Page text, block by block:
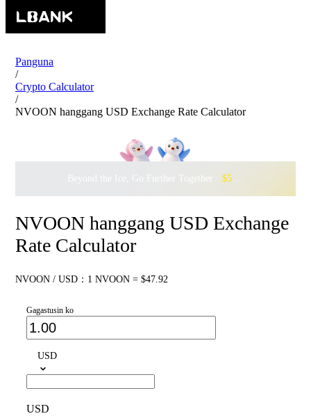
Panguna
/
Crypto Calculator
/
NVOON hanggang USD Exchange Rate Calculator
Beyond the Ice, Go Further Together · $500,000
NVOON hanggang USD Exchange
Rate Calculator
NVOON / USD：1 NVOON = $47.92
Gagastusin ko
USD
USD